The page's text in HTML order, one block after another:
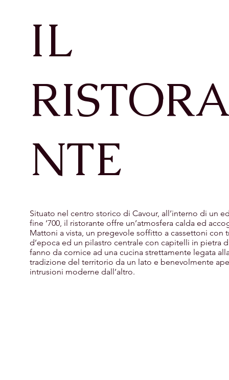
IL
NTE
Situato nel centro storico di Cavour, all’interno di un
fine ‘700, il ristorante offre un’atmosfera calda ed
Mattoni a vista, un pregevole soffitto a cassettoni con
d’epoca ed un pilastro centrale con capitelli in pietra
fanno da cornice ad una cucina strettamente legata
tradizione del territorio da un lato e benevolmente
intrusioni moderne dall’altro.